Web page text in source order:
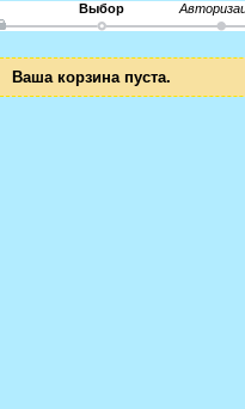
Выбор
Ваша корзина пуста.